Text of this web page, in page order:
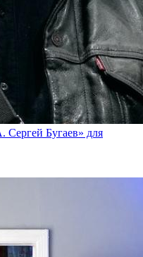
Бугаев» для